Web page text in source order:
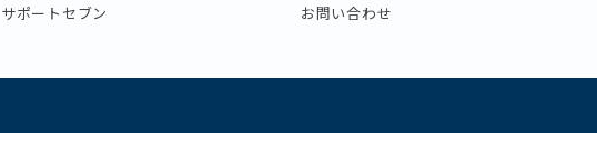
サポートセブン
お問い合わせ